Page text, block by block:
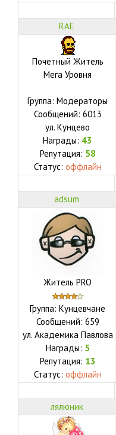
RAE
Почетный Житель
Мега Уровня
Группа: Модераторы
Сообщений: 6013
ул. Кунцево
Награды: 43
Репутация: 58
Статус: оффлайн
adsum
Житель PRO
Группа: Кунцевчане
Сообщений: 659
ул. Академика Павлова
Награды: 5
Репутация: 13
Статус: оффлайн
лялюник